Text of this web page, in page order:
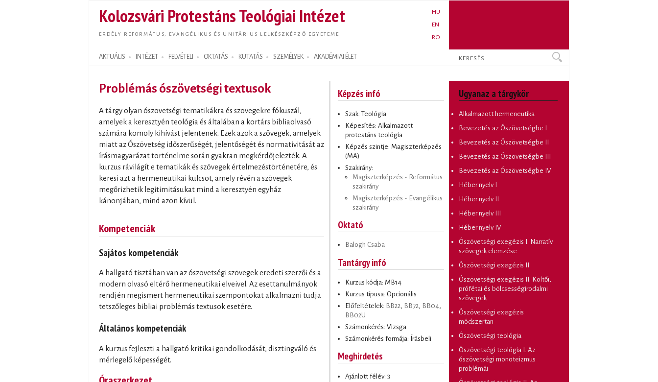
tartalomra
Kolozsvári Protestáns Teológiai Intézet
ERDÉLY REFORMÁTUS, EVANGÉLIKUS ÉS UNITÁRIUS LELKÉSZKÉPZŐ EGYETEME
HU
EN
RO
AKTUÁLIS INTÉZET FELVÉTELI OKTATÁS KUTATÁS SZEMÉLYEK AKADÉMIAI ÉLET
Search form
Keresés
Problémás ószövetségi textusok
A tárgy olyan ószövetségi tematikákra és szövegekre fókuszál,
amelyek a keresztyén teológia és általában a kortárs bibliaolvasó
számára komoly kihívást jelentenek. Ezek azok a szövegek, amelyek
miatt az Ószövetség időszerűségét, jelentőségét és normativitását az
írásmagyarázat történelme során gyakran megkérdőjelezték. A
kurzus rávilágít e tematikák és szövegek értelmezéstörténetére, és
keresi azt a hermeneutikai kulcsot, amely révén a szövegek
megőrizhetik legitimitásukat mind a keresztyén egyház
kánonjában, mind azon kívül.
Kompetenciák
Sajátos kompetenciák
A hallgató tisztában van az ószövetségi szövegek eredeti szerzői és a
modern olvasó eltérő hermeneutikai elveivel. Az esettanulmányok
rendjén megismert hermeneutikai szempontokat alkalmazni tudja
tetszőleges bibliai problémás textusok esetére.
Általános kompetenciák
A kurzus fejleszti a hallgató kritikai gondolkodását, disztingváló és
mérlegelő képességét.
Képzés infó
Szak: Teológia
Képesítés: Alkalmazott
protestáns teológia
Képzés szintje: Magiszterképzés
(MA)
Szakirány:
Magiszterképzés - Református
szakirány
Magiszterképzés - Evangélikus
szakirány
Oktató
Balogh Csaba
Tantárgy infó
Kurzus kódja: MB14
Kurzus típusa: Opcionális
Előfeltételek: BB22 , BB72 , BB04,
BB02U
Számonkérés: Vizsga
Számonkérés formája: Írásbeli
Meghirdetés
Ajánlott félév: 3
Ugyanaz a tárgykör
Alkalmazott hermeneutika
Bevezetés az Ószövetségbe I
Bevezetés az Ószövetségbe II
Bevezetés az Ószövetségbe III
Bevezetés az Ószövetségbe IV
Héber nyelv I
Héber nyelv II
Héber nyelv III
Héber nyelv IV
Ószövetségi exegézis I. Narratív
szövegek elemzése
Ószövetségi exegézis II
Ószövetségi exegézis II: Költői,
prófétai és bölcsességirodalmi
szövegek
Ószövetségi exegézis
módszertan
Ószövetségi teológia
Ószövetségi teológia I. Az
ószövetségi monoteizmus
problémái